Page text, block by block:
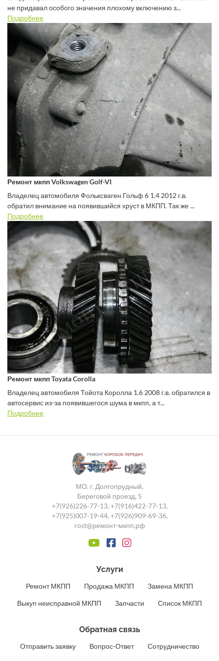
не придавал особого значения плохому включению з...
Подробнее
Ремонт мкпп Volkswagen Golf-VI
Владелец автомобиля Фольксваген Гольф 6 1.4 2012 г.в.
обратил внимание на появившийся хруст в МКПП. Так же ...
Подробнее
Ремонт мкпп Toyata Corolla
Владелец автомобиля Тойота Королла 1.6 2008 г.в. обратился в
автосервис из-за появившегося шума в мкпп, а т...
Подробнее
МО. г. Долгопрудный,
Береговой проезд, 5
+7(926)226-77-13, +7(916)422-77-13,
+7(925)007-19-44, +7(926)909-69-36,
rost@ремонт-мкпп.рф
Услуги
Ремонт МКПП Продажа МКПП Замена МКПП
Выкуп неисправной МКПП Запчасти Список МКПП
Обратная связь
Отправить заявку Вопрос-Ответ Сотрудничество